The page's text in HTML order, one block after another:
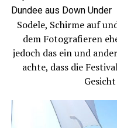
Dundee aus Down Under
Sodele, Schirme auf
dem Fotografieren
jedoch das ein und
achte, dass die